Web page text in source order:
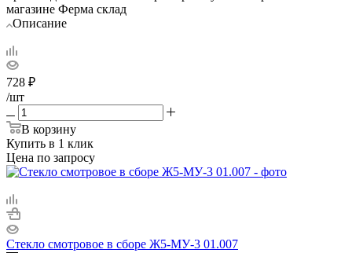
магазине Ферма склад
Описание
728 ₽
/шт
В корзину
Купить в 1 клик
Цена по запросу
Стекло смотровое в сборе Ж5-МУ-3 01.007